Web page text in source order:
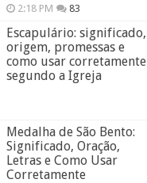
2:18 PM 83
Escapulário: significado,
origem, promessas e
como usar corretamente
segundo a Igreja
Medalha de São Bento:
Significado, Oração,
Letras e Como Usar
Corretamente